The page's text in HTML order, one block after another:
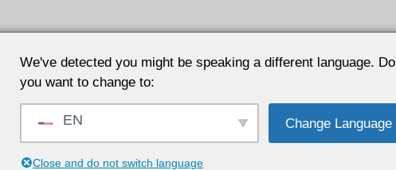
We've detected you might be speaking a different language. Do
you want to change to:
EN Change Language
Close and do not switch language